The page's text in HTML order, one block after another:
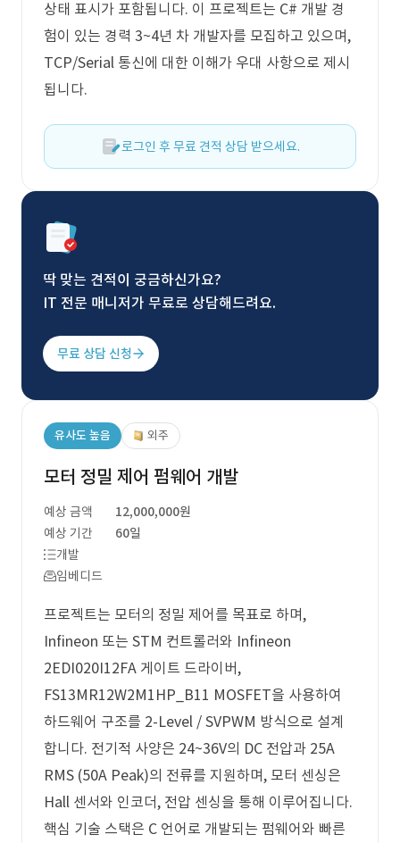
상태 표시가 포함됩니다. 이 프로젝트는 C# 개발 경
험이 있는 경력 3~4년 차 개발자를 모집하고 있으며,
TCP/Serial 통신에 대한 이해가 우대 사항으로 제시
됩니다.
로그인 후 무료 견적 상담 받으세요.
딱 맞는 견적이 궁금하신가요?
IT 전문 매니저가 무료로 상담해드려요.
무료 상담 신청
유사도 높음 외주
모터 정밀 제어 펌웨어 개발
예상 금액
12,000,000원
예상 기간
60일
개발
임베디드
프로젝트는 모터의 정밀 제어를 목표로 하며,
Infineon 또는 STM 컨트롤러와 Infineon
2EDI020I12FA 게이트 드라이버,
FS13MR12W2M1HP_B11 MOSFET을 사용하여
하드웨어 구조를 2-Level / SVPWM 방식으로 설계
합니다. 전기적 사양은 24~36V의 DC 전압과 25A
RMS (50A Peak)의 전류를 지원하며, 모터 센싱은
Hall 센서와 인코더, 전압 센싱을 통해 이루어집니다.
핵심 기술 스택은 C 언어로 개발되는 펌웨어와 빠른